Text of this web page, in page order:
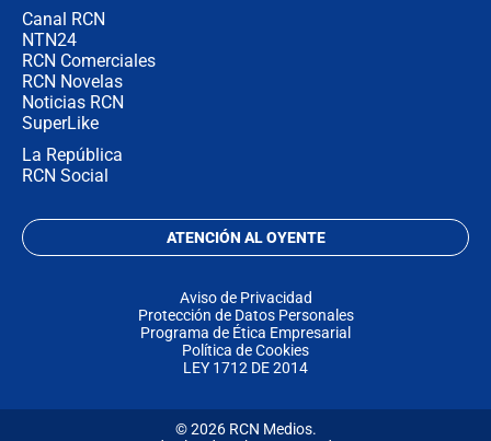
Canal RCN
NTN24
RCN Comerciales
RCN Novelas
Noticias RCN
SuperLike
La República
RCN Social
ATENCIÓN AL OYENTE
Aviso de Privacidad
Protección de Datos Personales
Programa de Ética Empresarial
Política de Cookies
LEY 1712 DE 2014
© 2026 RCN Medios.